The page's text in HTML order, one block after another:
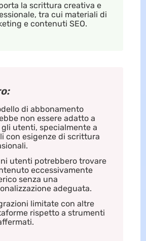
la scrittura creativa e
tra cui materiali di
e contenuti SEO.
di abbonamento
non essere adatto a
utenti, specialmente a
con esigenze di scrittura
utenti potrebbero trovare
eccessivamente
senza una
adeguata.
limitate con altre
rispetto a strumenti